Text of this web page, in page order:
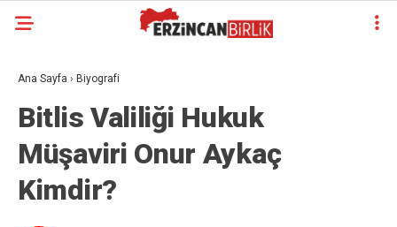
Ana Sayfa › Biyografi
Bitlis Valiliği Hukuk
Müşaviri Onur Aykaç
Kimdir?